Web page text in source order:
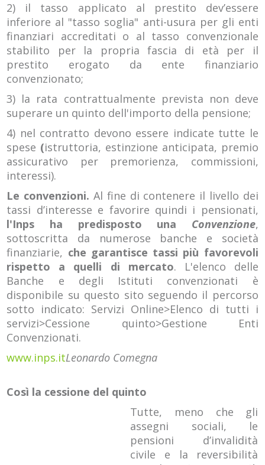
2) il tasso applicato al prestito dev’essere
inferiore al "tasso soglia" anti-usura per gli enti
finanziari accreditati o al tasso convenzionale
stabilito per la propria fascia di età per il
prestito erogato da ente finanziario
convenzionato;
3) la rata contrattualmente prevista non deve
superare un quinto dell'importo della pensione;
4) nel contratto devono essere indicate tutte le
spese (istruttoria, estinzione anticipata, premio
assicurativo per premorienza, commissioni,
interessi).
Le convenzioni. Al fine di contenere il livello dei
tassi d’interesse e favorire quindi i pensionati,
l'Inps ha predisposto una Convenzione,
sottoscritta da numerose banche e società
finanziarie, che garantisce tassi più favorevoli
rispetto a quelli di mercato. L'elenco delle
Banche e degli Istituti convenzionati è
disponibile su questo sito seguendo il percorso
sotto indicato: Servizi Online>Elenco di tutti i
servizi>Cessione quinto>Gestione Enti
Convenzionati.
www.inps.itLeonardo Comegna
Così la cessione del quinto
Tutte, meno che gli
assegni sociali, le
pensioni d’invalidità
civile e la reversibilità